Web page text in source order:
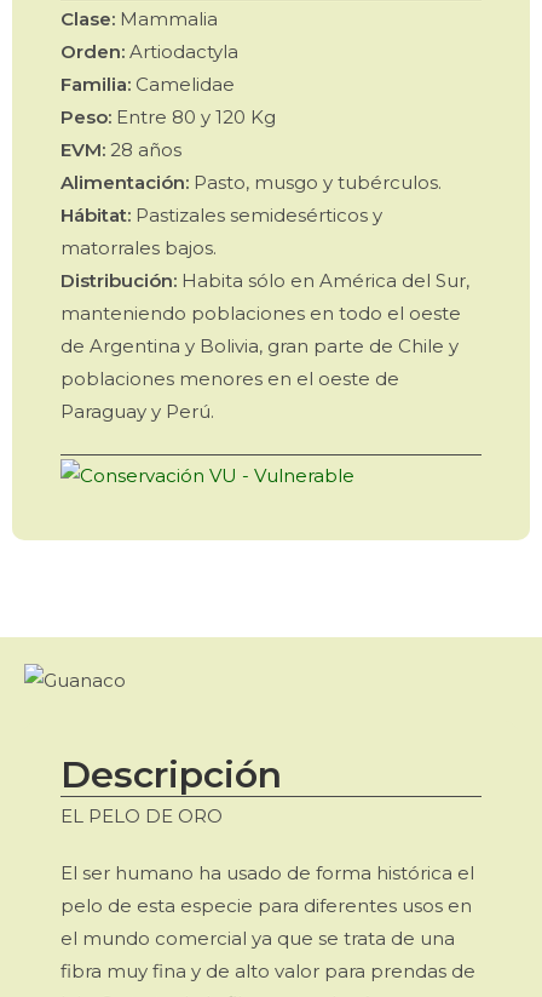
Clase: Mammalia
Orden: Artiodactyla
Familia: Camelidae
Peso: Entre 80 y 120 Kg
EVM: 28 años
Alimentación: Pasto, musgo y tubérculos.
Hábitat: Pastizales semidesérticos y
matorrales bajos.
Distribución: Habita sólo en América del Sur,
manteniendo poblaciones en todo el oeste
de Argentina y Bolivia, gran parte de Chile y
poblaciones menores en el oeste de
Paraguay y Perú.
Descripción
EL PELO DE ORO
El ser humano ha usado de forma histórica el
pelo de esta especie para diferentes usos en
el mundo comercial ya que se trata de una
fibra muy fina y de alto valor para prendas de